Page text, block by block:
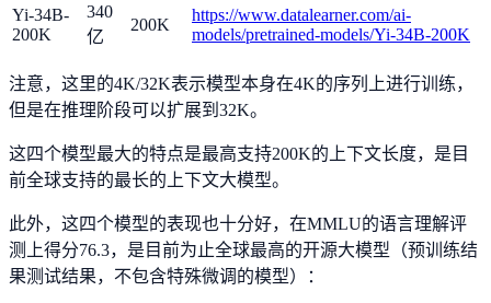
Yi-34B-
200K
340
亿
200K
https://www.datalearner.com/ai-
models/pretrained-models/Yi-34B-200K
注意，这里的4K/32K表示模型本身在4K的序列上进行训练，
但是在推理阶段可以扩展到32K。
这四个模型最大的特点是最高支持200K的上下文长度，是目
前全球支持的最长的上下文大模型。
此外，这四个模型的表现也十分好，在MMLU的语言理解评
测上得分76.3，是目前为止全球最高的开源大模型（预训练结
果测试结果，不包含特殊微调的模型）：